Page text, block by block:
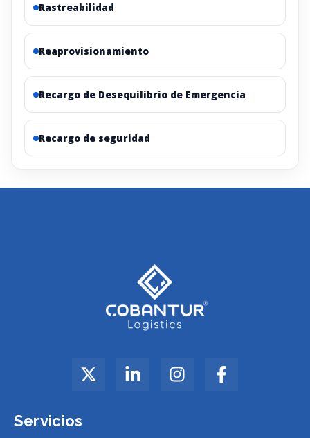
Rastreabilidad
Reaprovisionamiento
Recargo de Desequilibrio de Emergencia
Recargo de seguridad
Servicios